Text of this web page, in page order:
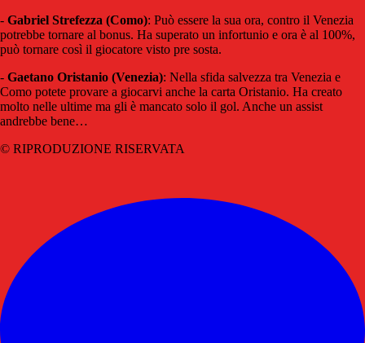
- Gabriel Strefezza (Como): Può essere la sua ora, contro il Venezia
potrebbe tornare al bonus. Ha superato un infortunio e ora è al 100%,
può tornare così il giocatore visto pre sosta.
- Gaetano Oristanio (Venezia): Nella sfida salvezza tra Venezia e
Como potete provare a giocarvi anche la carta Oristanio. Ha creato
molto nelle ultime ma gli è mancato solo il gol. Anche un assist
andrebbe bene…
© RIPRODUZIONE RISERVATA